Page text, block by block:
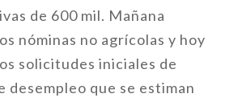
de 600 mil. Mañana
nóminas no agrícolas y hoy
solicitudes iniciales de
desempleo que se estiman